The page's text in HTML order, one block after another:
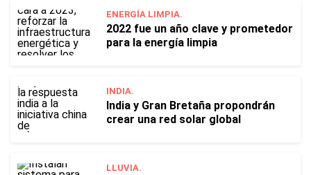
ENERGÍA LIMPIA.
2022 fue un año clave y prometedor
para la energía limpia
INDIA.
India y Gran Bretaña propondrán
crear una red solar global
LLUVIA.